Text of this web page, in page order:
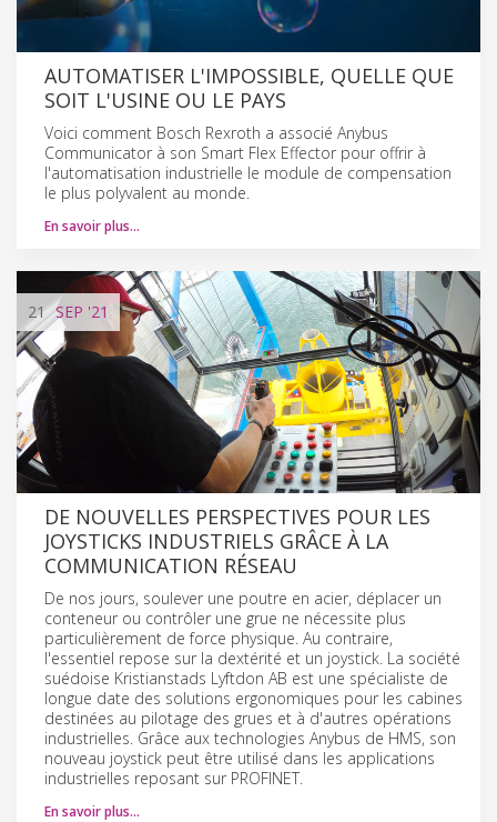
AUTOMATISER L'IMPOSSIBLE, QUELLE QUE
SOIT L'USINE OU LE PAYS
Voici comment Bosch Rexroth a associé Anybus
Communicator à son Smart Flex Effector pour offrir à
l'automatisation industrielle le module de compensation
le plus polyvalent au monde.
En savoir plus…
21 SEP '21
DE NOUVELLES PERSPECTIVES POUR LES
JOYSTICKS INDUSTRIELS GRÂCE À LA
COMMUNICATION RÉSEAU
De nos jours, soulever une poutre en acier, déplacer un
conteneur ou contrôler une grue ne nécessite plus
particulièrement de force physique. Au contraire,
l'essentiel repose sur la dextérité et un joystick. La société
suédoise Kristianstads Lyftdon AB est une spécialiste de
longue date des solutions ergonomiques pour les cabines
destinées au pilotage des grues et à d'autres opérations
industrielles. Grâce aux technologies Anybus de HMS, son
nouveau joystick peut être utilisé dans les applications
industrielles reposant sur PROFINET.
En savoir plus…